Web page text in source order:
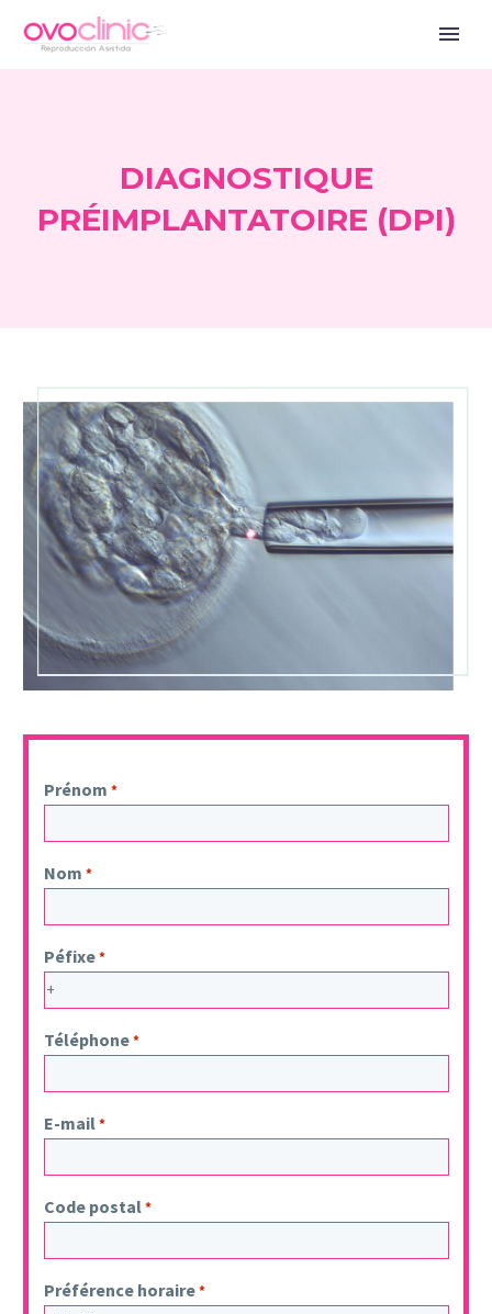
DIAGNOSTIQUE
PRÉIMPLANTATOIRE (DPI)
Prénom *
Nom *
Péfixe*
Téléphone*
E-mail*
Code postal*
Préférence horaire*